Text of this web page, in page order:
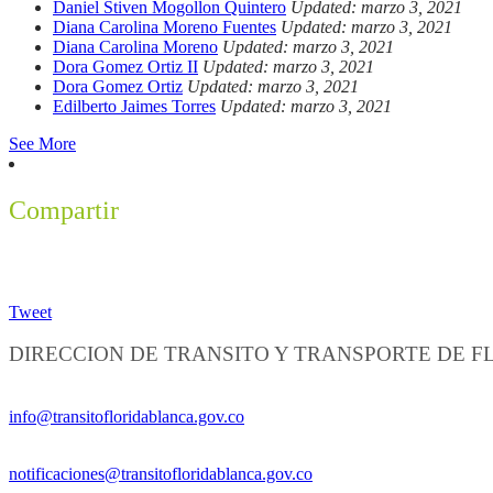
Daniel Stiven Mogollon Quintero Updated: marzo 3, 2021
Diana Carolina Moreno Fuentes Updated: marzo 3, 2021
Diana Carolina Moreno Updated: marzo 3, 2021
Dora Gomez Ortiz II Updated: marzo 3, 2021
Dora Gomez Ortiz Updated: marzo 3, 2021
Edilberto Jaimes Torres Updated: marzo 3, 2021
See More
Compartir
Tweet
DIRECCION DE TRANSITO Y TRANSPORTE DE
info@transitofloridablanca.gov.co
notificaciones@transitofloridablanca.gov.co